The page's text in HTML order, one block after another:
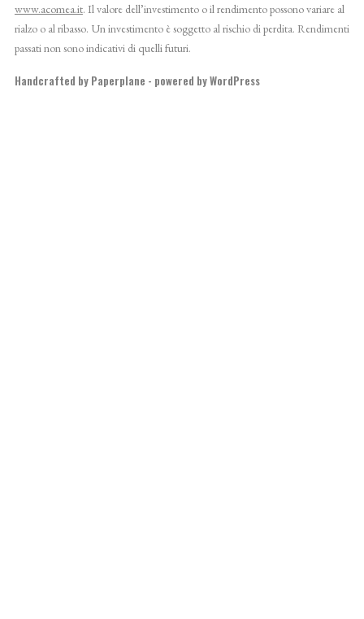
www.acomea.it. Il valore dell’investimento o il rendimento possono variare al
rialzo o al ribasso. Un investimento è soggetto al rischio di perdita. Rendimenti
passati non sono indicativi di quelli futuri.
Handcrafted by Paperplane - powered byWordPress